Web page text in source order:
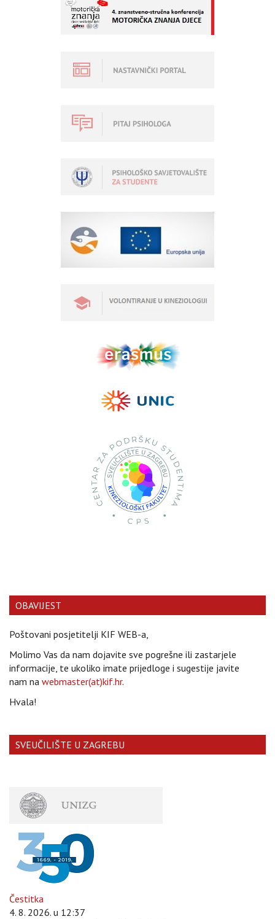
OBAVIJEST
Poštovani posjetitelji KIF WEB-a,
Molimo Vas da nam dojavite sve pogrešne ili zastarjele
informacije, te ukoliko imate prijedloge i sugestije javite
nam na webmaster(at)kif.hr.
Hvala!
SVEUČILIŠTE U ZAGREBU
Čestitka
4. 8. 2026. u 12:37